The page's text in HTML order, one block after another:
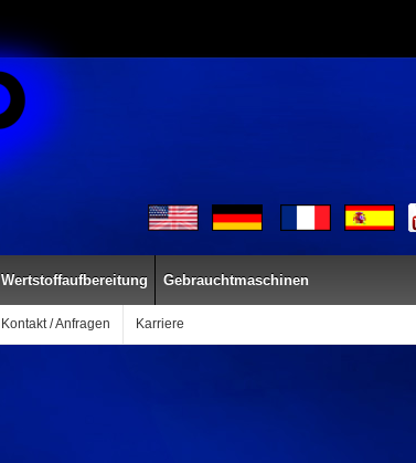
Wertstoffaufbereitung Gebrauchtmaschinen
Kontakt / Anfragen Karriere